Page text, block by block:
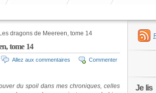
dragons de Meereen, tome 14
tome 14
Commenter
Allez aux commentaires
du spoil dans mes chroniques, celles
Je lis